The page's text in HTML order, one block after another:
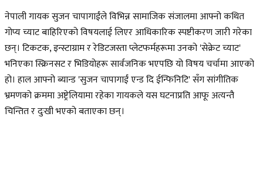
नेपाली गायक सुजन चापागाईंले विभिन्न सामाजिक संजालमा आफ्नो कथित
गोप्य च्याट बाहिरिएको विषयलाई लिएर आधिकारिक स्पष्टीकरण जारी गरेका
छन्। टिकटक, इन्स्टाग्राम र रेडिटजस्ता प्लेटफर्महरूमा उनको 'सेक्रेट च्याट'
भनिएका स्क्रिनसट र भिडियोहरू सार्वजनिक भएपछि यो विषय चर्चामा आएको
हो। हाल आफ्नो ब्यान्ड 'सुजन चापागाईं एन्ड दि ईन्फिनिटि' सँग सांगीतिक
भ्रमणको क्रममा अष्ट्रेलियामा रहेका गायकले यस घटनाप्रति आफू अत्यन्तै
चिन्तित र दुःखी भएको बताएका छन्।